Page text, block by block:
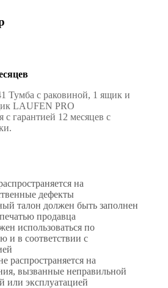
Тумба с раковиной, 1 ящик и
LAUFEN PRO
с гарантией 12 месяцев с
на
дефекты
талон должен быть заполнен
продавца
использоваться по
и в соответствии с
распространяется на
вызванные неправильной
или эксплуатацией